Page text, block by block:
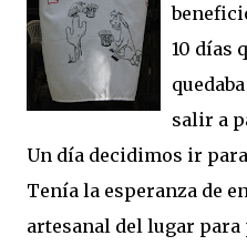
10 días
salir a
Un día decidimos ir
Tenía la esperanza de
artesanal del lugar para